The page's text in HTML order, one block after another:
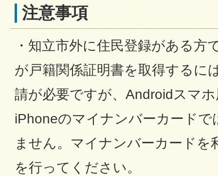
注意事項
・知立市外に住民登録がある方
が戸籍関係証明書を取得するに
請が必要ですが、Androidスマ
iPhoneのマイナンバーカードで
ません。マイナンバーカードを
を行ってください。